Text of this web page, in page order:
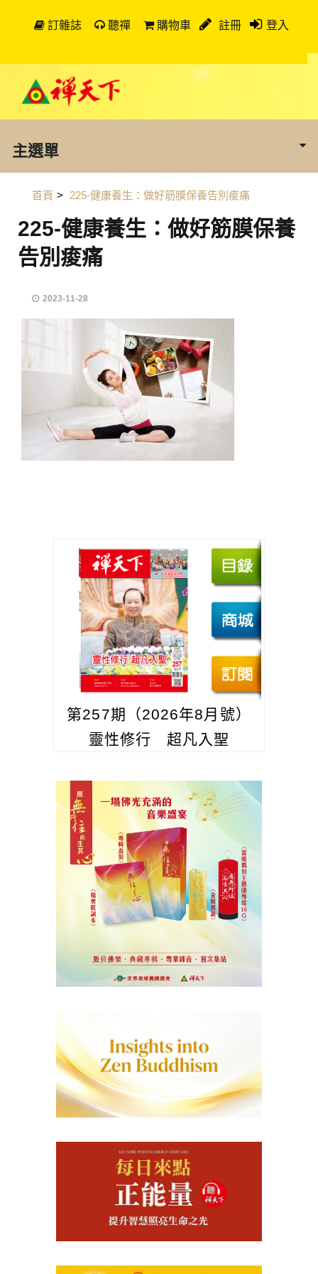
訂雜誌 聽禪 購物車 註冊 登入
主選單
首頁 > 225-健康養生：做好筋膜保養告別痠痛
225-健康養生：做好筋膜保養
告別痠痛
2023-11-28
第257期（2026年8月號）
靈性修行 超凡入聖